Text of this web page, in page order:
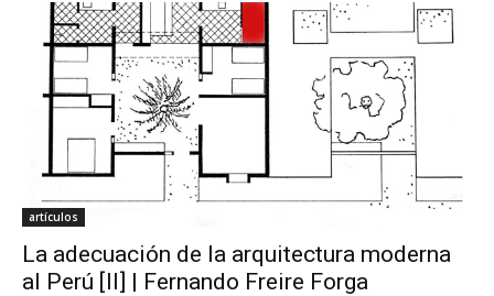
artículos
La adecuación de la arquitectura moderna
al Perú [II] | Fernando Freire Forga